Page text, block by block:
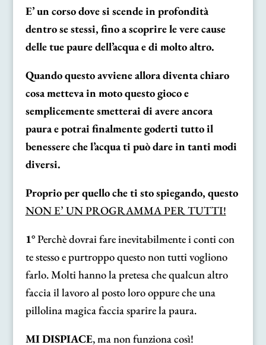
E’ un corso dove si scende in profondità
dentro se stessi, fino a scoprire le vere cause
delle tue paure dell’acqua e di molto altro.
Quando questo avviene allora diventa chiaro
cosa metteva in moto questo gioco e
semplicemente smetterai di avere ancora
paura e potrai finalmente goderti tutto il
benessere che l’acqua ti può dare in tanti modi
diversi.
Proprio per quello che ti sto spiegando, questo
NON E’ UN PROGRAMMA PER TUTTI!
1°Perchè dovrai fare inevitabilmente i conti con
te stesso e purtroppo questo non tutti vogliono
farlo. Molti hanno la pretesa che qualcun altro
faccia il lavoro al posto loro oppure che una
pillolina magica faccia sparire la paura.
MI DISPIACE, ma non funziona così!